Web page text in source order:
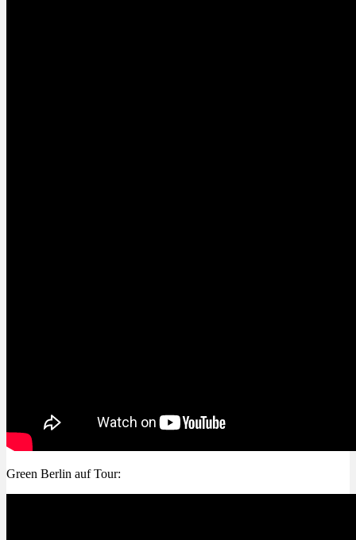
Green Berlin auf Tour: